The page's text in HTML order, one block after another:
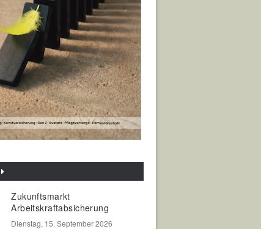
Zukunftsmarkt
Arbeitskraftabsicherung
Dienstag, 15. September 2026